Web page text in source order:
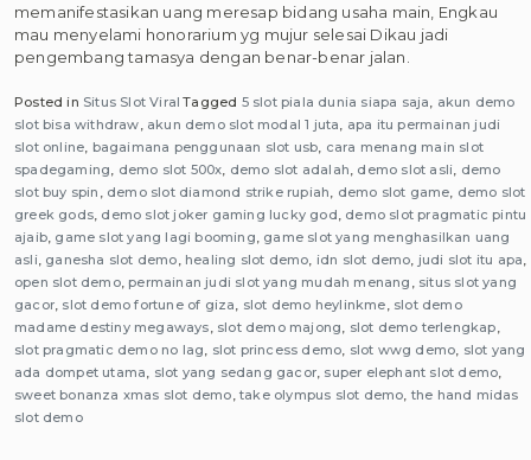
memanifestasikan uang meresap bidang usaha main, Engkau
mau menyelami honorarium yg mujur selesai Dikau jadi
pengembang tamasya dengan benar-benar jalan.
Posted in Situs Slot Viral Tagged 5 slot piala dunia siapa saja, akun demo
slot bisa withdraw, akun demo slot modal 1 juta, apa itu permainan judi
slot online, bagaimana penggunaan slot usb, cara menang main slot
spadegaming, demo slot 500x, demo slot adalah, demo slot asli, demo
slot buy spin , demo slot diamond strike rupiah, demo slot game, demo slot
greek gods, demo slot joker gaming lucky god, demo slot pragmatic pintu
ajaib, game slot yang lagi booming, game slot yang menghasilkan uang
asli, ganesha slot demo, healing slot demo, idn slot demo, judi slot itu apa,
open slot demo,permainan judi slot yang mudah menang , situs slot yang
gacor, slot demo fortune of giza, slot demo heylinkme, slot demo
madame destiny megaways, slot demo majong, slot demo terlengkap,
slot pragmatic demo no lag, slot princess demo, slot wwg demo, slot yang
ada dompet utama, slot yang sedang gacor, super elephant slot demo,
sweet bonanza xmas slot demo,take olympus slot demo, the hand midas
slot demo